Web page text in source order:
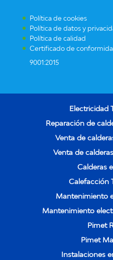
Política de cookies
Política de datos y
Política de calidad
Certificado de
9001:2015
Electricidad
Reparación de
Venta de
Venta de
Calderas
Calefacción
Mantenimiento
Mantenimiento
Pimet
Pimet
Instalaciones